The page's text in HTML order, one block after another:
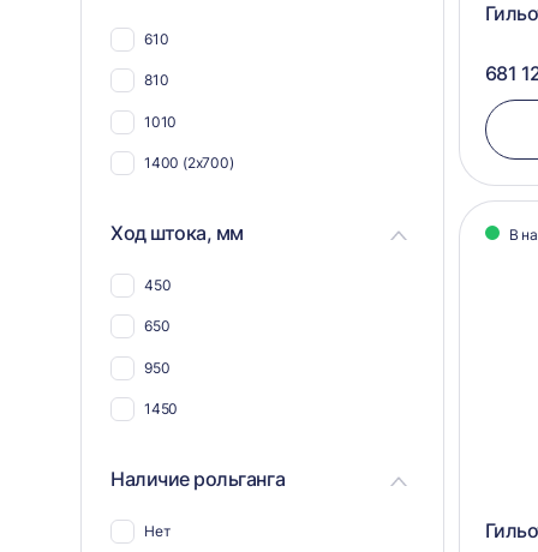
610
810
1010
1400 (2x700)
Ход штока, мм
450
650
950
1450
Наличие рольганга
Нет
681
В